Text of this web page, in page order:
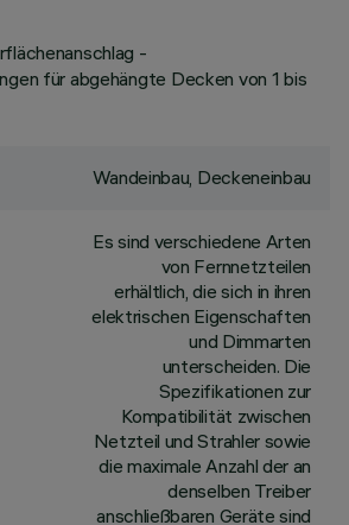
-
für abgehängte Decken von 1 bis
Wandeinbau, Deckeneinbau
Es sind verschiedene Arten
von Fernnetzteilen
erhältlich, die sich in ihren
elektrischen Eigenschaften
und Dimmarten
unterscheiden. Die
Spezifikationen zur
Kompatibilität zwischen
Netzteil und Strahler sowie
die maximale Anzahl der an
denselben Treiber
anschließbaren Geräte sind